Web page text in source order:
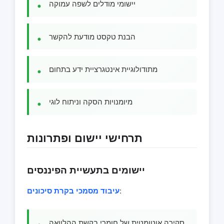
יישומי מודלים לשפה עמוקה
הבנת טקסט מודעת להקשר
מתודולוגיית אינטגרציית ידע בתחום
מיומנויות הסקה וניתוח לוגי
תרחישי יישום ופתרונות
יישומים בתעשיית הפיננסים
עיבוד מסמכי בקרת סיכונים: